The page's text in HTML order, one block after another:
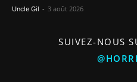
Uncle Gil - 3 août 2026
SUIVEZ-NOUS